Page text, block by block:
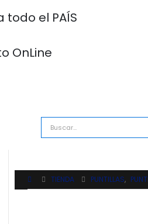
todo el PAÍS
OnLine
TIENDA PUNTILLAS,